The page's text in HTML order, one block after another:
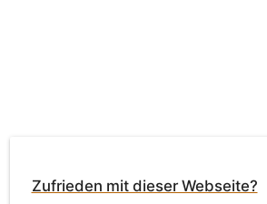
Zufrieden mit dieser Webseite?